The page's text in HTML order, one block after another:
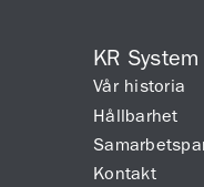
KR System
Vår historia
Hållbarhet
Kontakt